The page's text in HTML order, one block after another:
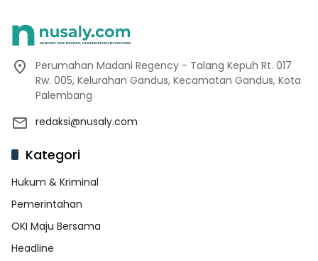
Perumahan Madani Regency - Talang Kepuh Rt. 017
Rw. 005, Kelurahan Gandus, Kecamatan Gandus, Kota
Palembang
redaksi@nusaly.com
Kategori
Hukum & Kriminal
Pemerintahan
OKI Maju Bersama
Headline